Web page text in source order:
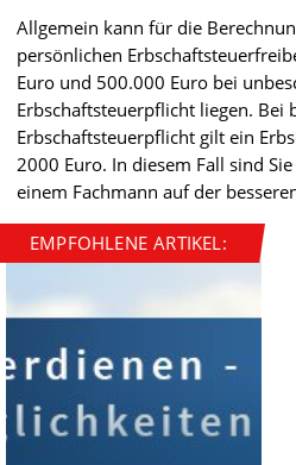
Allgemein kann für die
persönlichen
Euro und 500.000 Euro bei
Erbschaftsteuerpflicht liegen. Bei
Erbschaftsteuerpflicht gilt ein
2000 Euro. In diesem Fall sind
einem Fachmann auf der
EMPFOHLENE ARTIKEL: